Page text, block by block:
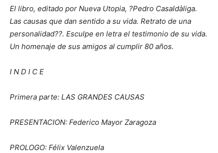
El libro, editado por Nueva Utopia, ?Pedro Casaldàliga.
Las causas que dan sentido a su vida. Retrato de una
personalidad??. Esculpe en letra el testimonio de su vida.
Un homenaje de sus amigos al cumplir 80 años.
I N D I C E
Primera parte: LAS GRANDES CAUSAS
PRESENTACION: Federico Mayor Zaragoza
PROLOGO: Félix Valenzuela